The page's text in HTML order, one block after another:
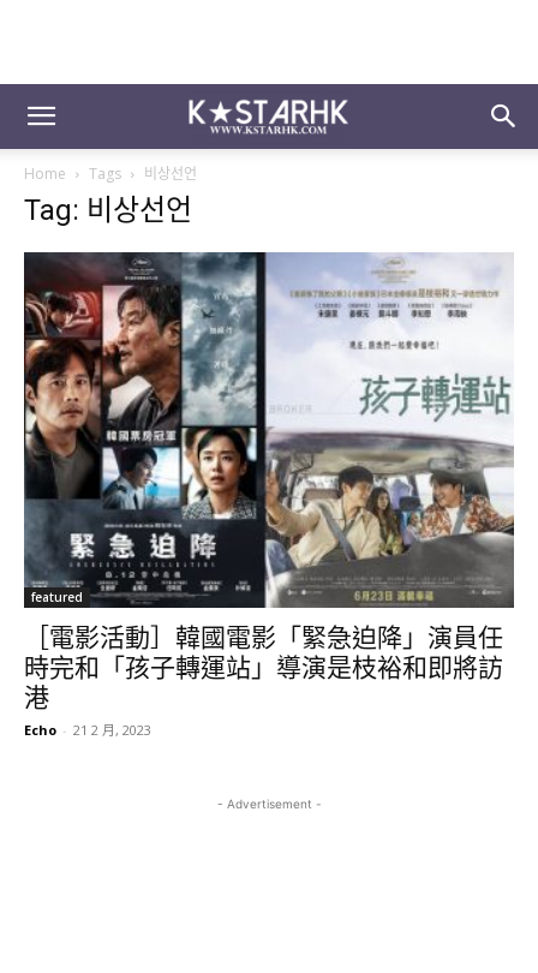
Home Tags 비상선언
Tag: 비상선언
featured
［電影活動］韓國電影「緊急迫降」演員任
時完和「孩子轉運站」導演是枝裕和即將訪
港
Echo - 21 2 月, 2023
- Advertisement -